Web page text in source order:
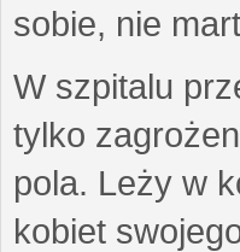
sobie, nie
W szpitalu
tylko
pola. Leży w
kobiet